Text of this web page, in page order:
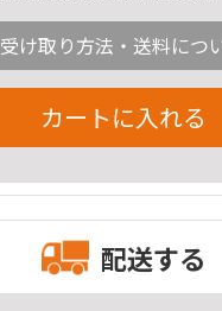
受け取り方法・送料につ
カートに入れる
配送する